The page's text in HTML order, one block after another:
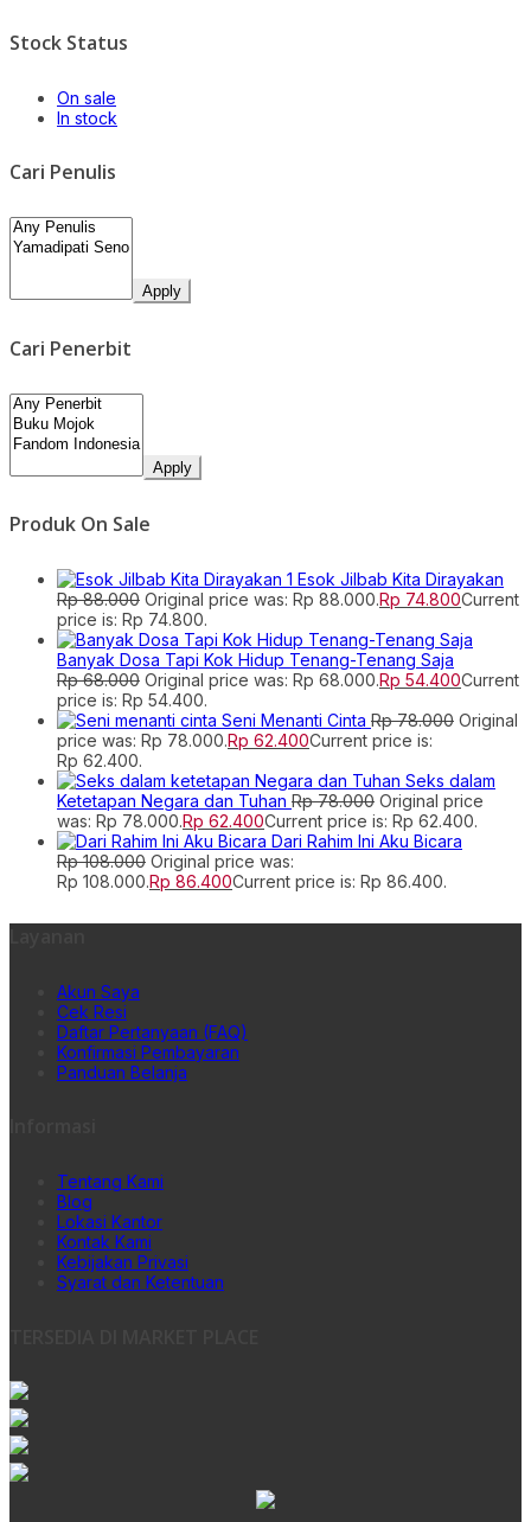
Stock Status
On sale
In stock
Cari Penulis
Apply
Cari Penerbit
Apply
Produk On Sale
Esok Jilbab Kita Dirayakan
Rp88.000 Original price was: Rp 88.000.Rp 74.800Current
price is: Rp 74.800.
Banyak Dosa Tapi Kok Hidup Tenang-Tenang Saja
Rp68.000 Original price was: Rp 68.000.Rp 54.400Current
price is: Rp 54.400.
Seni Menanti Cinta Rp78.000 Original
price was: Rp 78.000.Rp 62.400Current price is:
Rp 62.400.
Seks dalam
Ketetapan Negara dan Tuhan Rp78.000 Original price
was: Rp 78.000.Rp 62.400Current price is: Rp 62.400.
Dari Rahim Ini Aku Bicara
Rp108.000 Original price was:
Rp 108.000.Rp 86.400Current price is: Rp 86.400.
Akun Saya
Cek Resi
Daftar Pertanyaan (FAQ)
Konfirmasi Pembayaran
Panduan Belanja
Tentang Kami
Blog
Lokasi Kantor
Kontak Kami
Kebijakan Privasi
Syarat dan Ketentuan